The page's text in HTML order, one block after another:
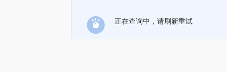
正在查询中，请刷新重试